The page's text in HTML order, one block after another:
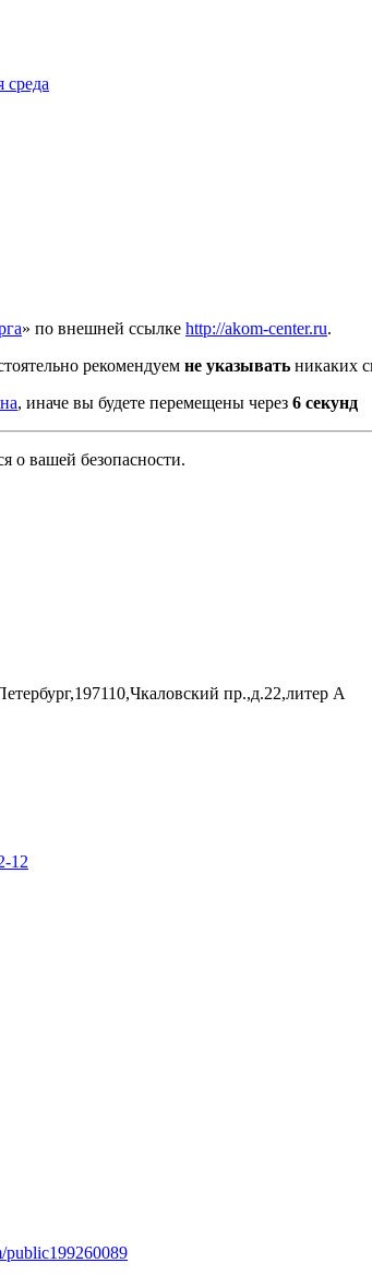
среда
» по внешней ссылке http://akom-center.ru.
рекомендуем не указывать никаких
, иначе вы будете перемещены через 5 секунд
о вашей безопасности.
пр.,д.22,литер А
12
public199260089